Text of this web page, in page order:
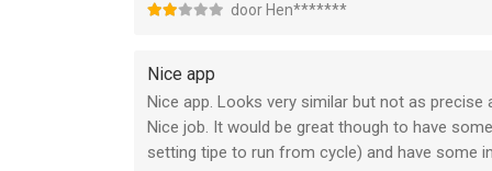
door Hen*******
Nice app
Nice app. Looks very similar but not as
Nice job. It would be great though to have
setting tipe to run from cycle) and have some